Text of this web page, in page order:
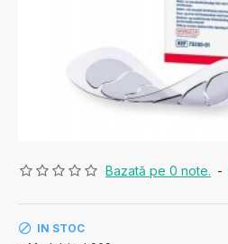
Bazată pe 0 note. -
IN STOC